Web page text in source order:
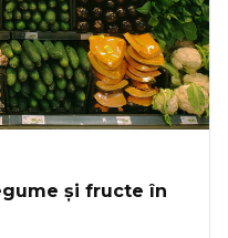
și fructe în